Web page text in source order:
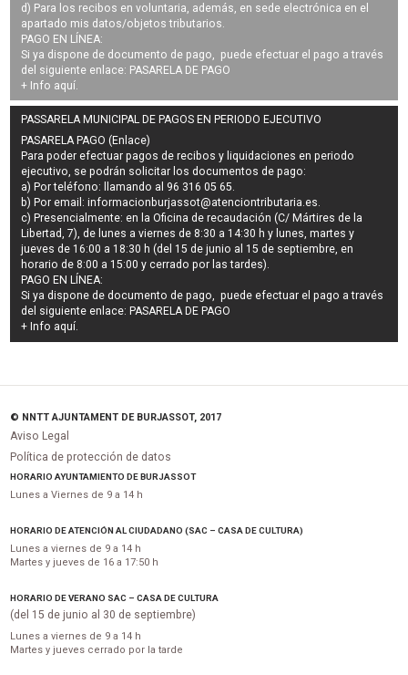
d) Para los recibos en voluntaria, además, en sede electrónica en el
apartado mis datos/objetos tributarios.
PAGO EN LÍNEA:
Si ya dispone de documento de pago, puede efectuar el pago a través
del siguiente enlace: PASARELA DE PAGO
+ Info aquí.
PASSARELA MUNICIPAL DE PAGOS EN PERIODO EJECUTIVO
PASARELA PAGO (Enlace)
Para poder efectuar pagos derecibos y liquidaciones en periodo
ejecutivo, se podrán solicitar los documentos de pago:
a) Por teléfono: llamando al 96 316 05 65.
b) Por email:informacionburjassot@atenciontributaria.es.
c) Presencialmente: en la Oficina de recaudación (C/ Mártires de la
Libertad, 7), de lunes a viernes de 8:30 a 14:30 h y lunes, martes y
jueves de 16:00 a 18:30 h (del 15 de junio al 15 de septiembre, en
horario de 8:00 a 15:00 y cerrado por las tardes).
PAGO EN LÍNEA:
Si ya dispone de documento de pago, puede efectuar el pago a través
del siguiente enlace: PASARELA DE PAGO
+ Info aquí.
© NNTT AJUNTAMENT DE BURJASSOT, 2017
Aviso Legal
Política de protección de datos
HORARIO AYUNTAMIENTO DE BURJASSOT
Lunes a Viernes de 9 a 14 h
HORARIO DE ATENCIÓN AL CIUDADANO (SAC – CASA DE CULTURA)
Lunes a viernes de 9 a 14 h
Martes y jueves de 16 a 17:50 h
HORARIO DE VERANO SAC – CASA DE CULTURA
(del 15 de junio al 30 de septiembre)
Lunes a viernes de 9 a 14 h
Martes y jueves cerrado por la tarde